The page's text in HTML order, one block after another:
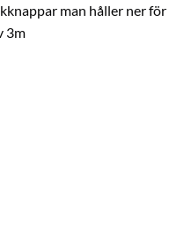
man håller ner för
3m